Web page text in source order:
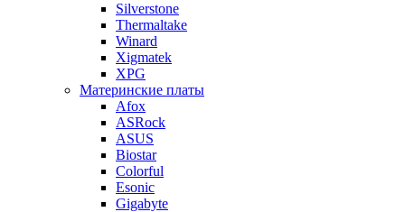
Silverstone
Thermaltake
Winard
Xigmatek
XPG
Материнские платы
Afox
ASRock
ASUS
Biostar
Colorful
Esonic
Gigabyte